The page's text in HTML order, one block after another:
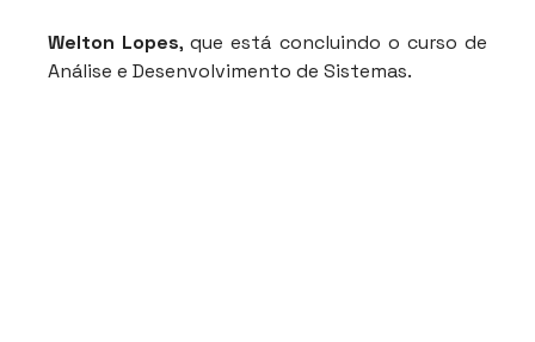
Welton Lopes, que está concluindo o curso de
Análise e Desenvolvimento de Sistemas.